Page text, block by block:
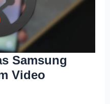
Samsung
Video